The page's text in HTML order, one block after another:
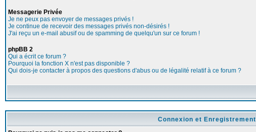
Messagerie Privée
Je ne peux pas envoyer de messages privés !
Je continue de recevoir des messages privés non-désirés !
J'ai reçu un e-mail abusif ou de spamming de quelqu'un sur ce forum !
phpBB 2
Qui a écrit ce forum ?
Pourquoi la fonction X n'est pas disponible ?
Qui dois-je contacter à propos des questions d'abus ou de légalité relatif à ce forum ?
Connexion et Enregistrement